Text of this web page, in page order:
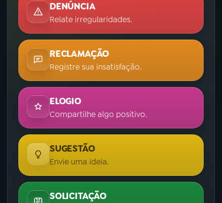
DENÚNCIA
Relate irregularidades.
RECLAMAÇÃO
Registre sua insatisfação.
ELOGIO
Compartilhe algo positivo.
SUGESTÃO
Envie uma ideia.
SOLICITAÇÃO